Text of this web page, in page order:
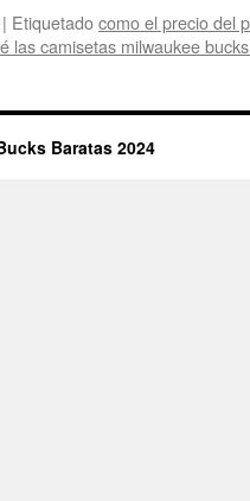
| Etiquetadocomo el precio del
las camisetas milwaukee
Baratas 2024